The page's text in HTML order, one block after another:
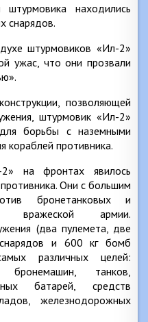
находились
снарядов.
штурмовиков «Ил-2»
ужас, что они прозвали
позволяющей
штурмовик «Ил-2»
борьбы с наземными
кораблей противника.
на фронтах явилось
Они с большим
бронетанковых и
вражеской армии.
(два пулемета, две
и 600 кг бомб
различных целей:
танков,
батарей, средств
железнодорожных